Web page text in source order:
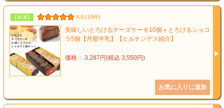
【冷凍】 4.8 (19件)
美味しいとろけるチーズケーキ10個＋とろけるショコ
ラ5個【丹那牛乳】【ヒルナンデス紹介】
価格： 3,287円(税込 3,550円)